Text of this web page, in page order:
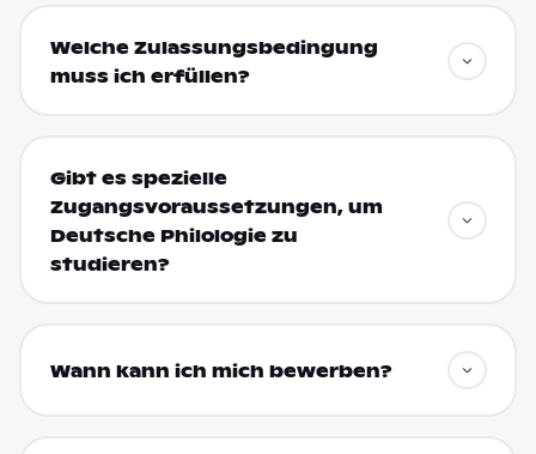
Welche Zulassungsbedingung
muss ich erfüllen?
Gibt es spezielle
Zugangsvoraussetzungen, um
Deutsche Philologie zu
studieren?
Wann kann ich mich bewerben?